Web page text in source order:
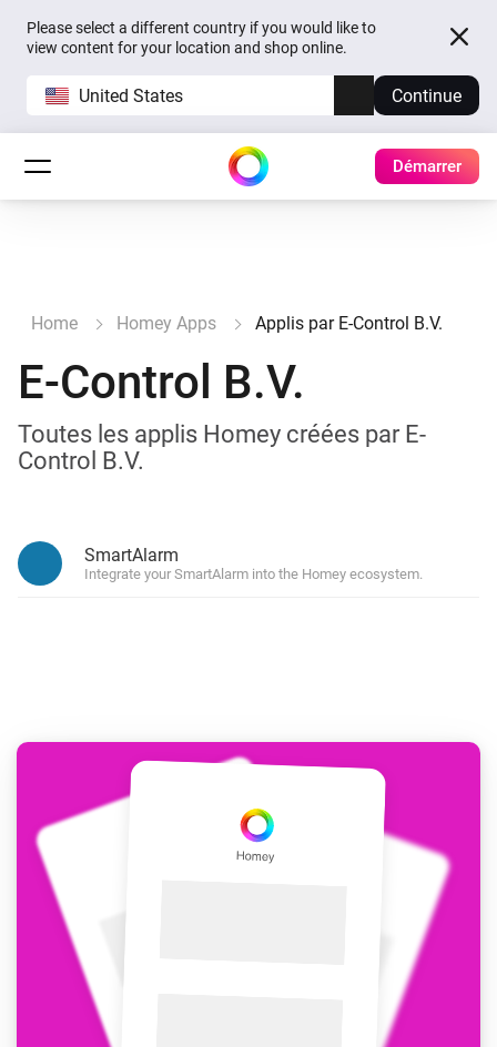
Please select a different country if you would like to
view content for your location and shop online.
United States Continue
Démarrer
Home Homey Apps Applis par E-Control B.V.
E-Control B.V.
Toutes les applis Homey créées par E-
Control B.V.
SmartAlarm
Integrate your SmartAlarm into the Homey ecosystem.